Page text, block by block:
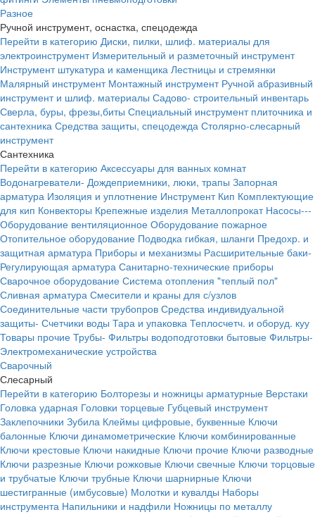
Разное
Ручной инструмент, оснастка, спецодежда
Перейти в категорию Диски, пилки, шлиф. материалы для
электроинструмент Измерительный и разметочный инструмент
Инструмент штукатура и каменщика Лестницы и стремянки
Малярный инструмент Монтажный инструмент Ручной абразивный
инструмент и шлиф. материалы Садово- строительный инвентарь
Сверла, буры, фрезы,биты Специальный инструмент плиточника и
сантехника Средства защиты, спецодежда Столярно-слесарный
инструмент
Сантехника
Перейти в категорию Аксессуары для ванных комнат
Водонагреватели- Дождеприемники, люки, трапы Запорная
арматура Изоляция и уплотнение Инструмент Кип Комплектующие
для кип Конвекторы Крепежные изделия Металлопрокат Насосы---
Оборудование вентиляционное Оборудование пожарное
Отопительное оборудование Подводка гибкая, шланги Предохр. и
защитная арматура Приборы и механизмы Расширительные баки-
Регулирующая арматура Санитарно-технические приборы
Сварочное оборудование Система отопления "теплый пол"
Сливная арматура Смесители и краны для с/узлов
Соединительные части трубопров Средства индивидуальной
защиты- Счетчики воды Тара и упаковка Теплосчетч. и оборуд. куу
Товары прочие Трубы- Фильтры водоподготовки бытовые Фильтры-
Электромеханические устройства
Сварочный
Слесарный
Перейти в категорию Болторезы и ножницы арматурные Верстаки
Головка ударная Головки торцевые Губцевый инструмент
Заклепочники Зубила Клеймы цифровые, буквенные Ключи
балонные Ключи динамометрические Ключи комбинированные
Ключи крестовые Ключи накидные Ключи прочие Ключи разводные
Ключи разрезные Ключи рожковые Ключи свечные Ключи торцовые
и трубчатые Ключи трубные Ключи шарнирные Ключи
шестигранные (имбусовые) Молотки и кувалды Наборы
инструмента Напильники и надфили Ножницы по металлу